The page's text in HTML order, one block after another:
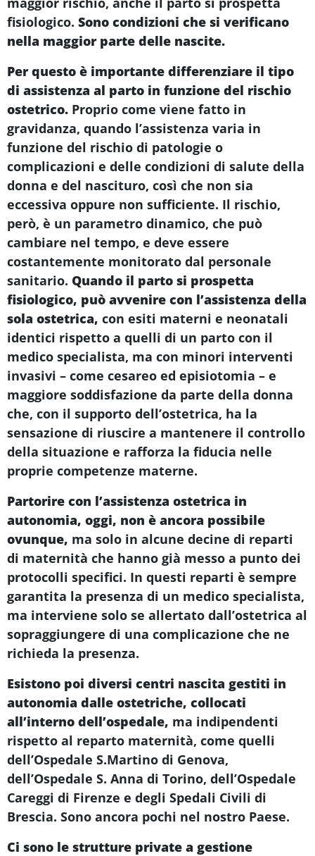
fisiologico. Sono condizioni che si verificano
nella maggior parte delle nascite.
Per questo è importante differenziare il tipo
di assistenza al parto in funzione del rischio
ostetrico. Proprio come viene fatto in
gravidanza, quando l’assistenza varia in
funzione del rischio di patologie o
complicazioni e delle condizioni di salute della
donna e del nascituro, così che non sia
eccessiva oppure non sufficiente. Il rischio,
però, è un parametro dinamico, che può
cambiare nel tempo, e deve essere
costantemente monitorato dal personale
sanitario. Quando il parto si prospetta
fisiologico, può avvenire con l’assistenza della
sola ostetrica, con esiti materni e neonatali
identici rispetto a quelli di un parto con il
medico specialista, ma con minori interventi
invasivi – come cesareo ed episiotomia – e
maggiore soddisfazione da parte della donna
che, con il supporto dell’ostetrica, ha la
sensazione di riuscire a mantenere il controllo
della situazione e rafforza la fiducia nelle
proprie competenze materne.
Partorire con l’assistenza ostetrica in
autonomia, oggi, non è ancora possibile
ovunque, ma solo in alcune decine di reparti
di maternità che hanno già messo a punto dei
protocolli specifici. In questi reparti è sempre
garantita la presenza di un medico specialista,
ma interviene solo se allertato dall’ostetrica al
sopraggiungere di una complicazione che ne
richieda la presenza.
Esistono poi diversi centri nascita gestiti in
autonomia dalle ostetriche, collocati
all’interno dell’ospedale, ma indipendenti
rispetto al reparto maternità, come quelli
dell’Ospedale S.Martino di Genova,
dell’Ospedale S. Anna di Torino, dell’Ospedale
Careggi di Firenze e degli Spedali Civili di
Brescia. Sono ancora pochi nel nostro Paese.
Ci sono le strutture private a gestione